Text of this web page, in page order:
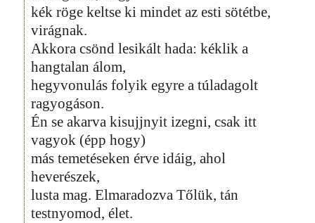
kék röge keltse ki mindet az esti sötétbe,
virágnak.
Akkora csönd lesikált hada: kéklik a
hangtalan álom,
hegyvonulás folyik egyre a túladagolt
ragyogáson.
Én se akarva kisujjnyit izegni, csak itt
vagyok (épp hogy)
más temetéseken érve idáig, ahol
heverészek,
lusta mag. Elmaradozva Tőlük, tán
testnyomod, élet.